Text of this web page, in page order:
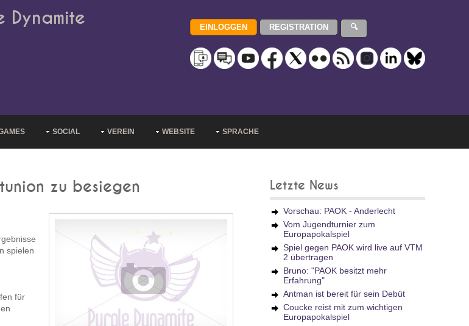
Dynamite
SOCIAL VEREIN WEBSITE SPRACHE
zu besiegen
spielen
für
Letzte News
Vorschau: PAOK - Anderlecht
Vom Jugendturnier zum
Europapokalspiel
Spiel gegen PAOK wird live auf VTM
2 übertragen
Bruno: "PAOK besitzt mehr
Erfahrung"
Antman ist bereit für sein Debüt
Coucke reist mit zum wichtigen
Europapokalspiel